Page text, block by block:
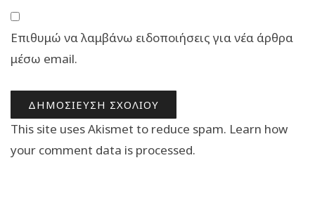
Επιθυμώ να λαμβάνω ειδοποιήσεις για νέα άρθρα
μέσω email.
This site uses Akismet to reduce spam. Learn how
your comment data is processed.